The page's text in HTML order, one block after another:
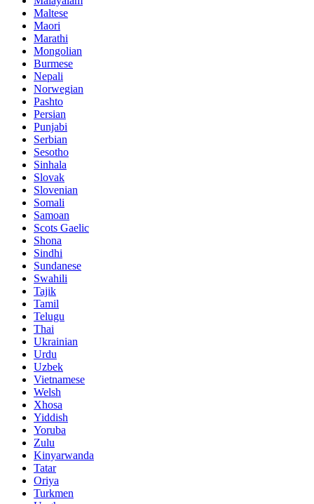
Maltese
Maori
Marathi
Mongolian
Burmese
Nepali
Norwegian
Pashto
Persian
Punjabi
Serbian
Sesotho
Sinhala
Slovak
Slovenian
Somali
Samoan
Scots Gaelic
Shona
Sindhi
Sundanese
Swahili
Tajik
Tamil
Telugu
Thai
Ukrainian
Urdu
Uzbek
Vietnamese
Welsh
Xhosa
Yiddish
Yoruba
Zulu
Kinyarwanda
Tatar
Oriya
Turkmen